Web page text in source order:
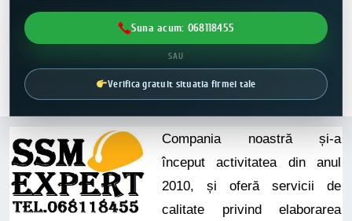
Suna acum: 068118455
SAU
Verifica gratuit situatia firmei tale
Compania noastră și-a
început activitatea din anul
2010, și oferă servicii de
calitate privind elaborarea